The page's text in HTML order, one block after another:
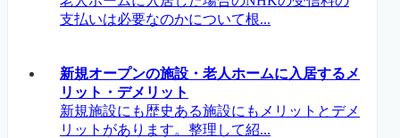
支払いは必要なのかについて根...
新規オープンの施設・老人ホームに入居するメ
リット・デメリット
新規施設にも歴史ある施設にもメリットとデメ
リットがあります。整理して紹...